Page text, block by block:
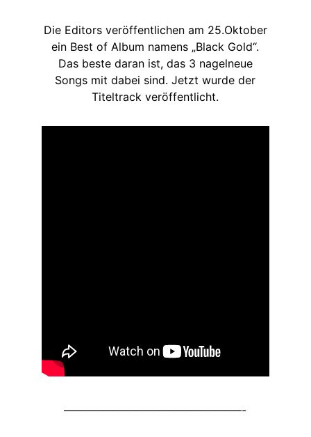
Die Editors veröffentlichen am 25.Oktober
ein Best of Album namens „Black Gold“.
Das beste daran ist, das 3 nagelneue
Songs mit dabei sind. Jetzt wurde der
Titeltrack veröffentlicht.
————————————————-